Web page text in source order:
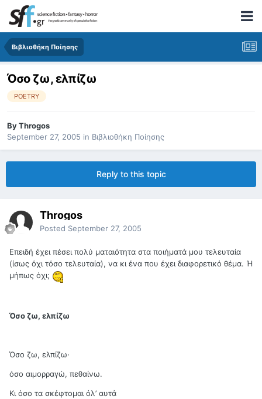
Βιβλιοθήκη Ποίησης
Όσο ζω, ελπίζω
POETRY
ByThrogos
September 27, 2005 in Βιβλιοθήκη Ποίησης
Reply to this topic
Throgos
Posted September 27, 2005
Επειδή έχει πέσει πολύ ματαιότητα στα ποιήματά μου τελευταία
(ίσως όχι τόσο τελευταία), να κι ένα που έχει διαφορετικό θέμα. Ή
μήπως όχι;
Όσο ζω, ελπίζω
Όσο ζω, ελπίζω·
όσο αιμορραγώ, πεθαίνω.
Κι όσο τα σκέφτομαι όλ’ αυτά